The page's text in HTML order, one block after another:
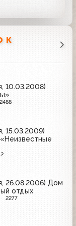
к
10.03.2008)
2488
15.03.2009)
26.08.2006) Дом
отдых
2277